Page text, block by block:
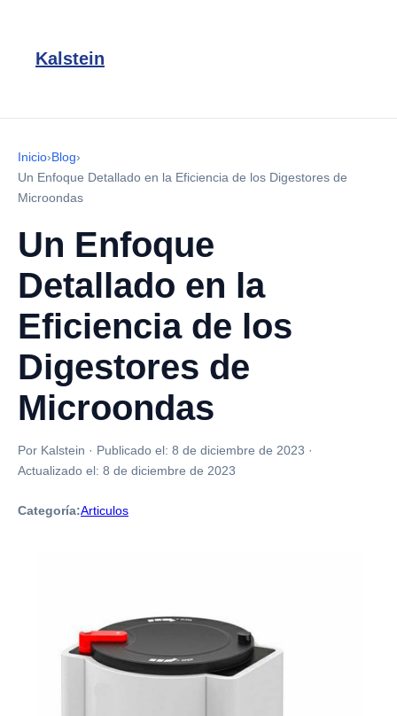
Kalstein
Inicio›Blog›
Un Enfoque Detallado en la Eficiencia de los Digestores de
Microondas
Un Enfoque
Detallado en la
Eficiencia de los
Digestores de
Microondas
Por Kalstein · Publicado el: 8 de diciembre de 2023 ·
Actualizado el: 8 de diciembre de 2023
Categoría:Articulos